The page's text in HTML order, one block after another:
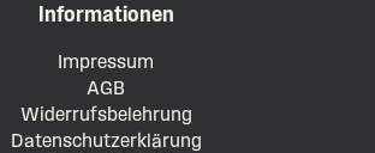
Informationen
Impressum
AGB
Widerrufsbelehrung
Datenschutzerklärung